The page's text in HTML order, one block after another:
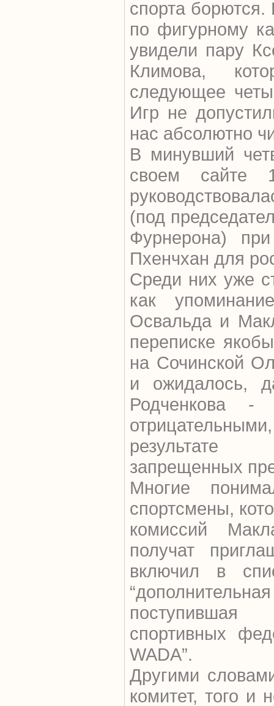
спорта
по фигурному
увидели пару
Климова,
следующее
Игр не
нас абсолютно
В минувший
своем сайте
(под
Фурнерона)
Пхенчхан для
Среди них уже
как
Освальда и
переписке
на Сочинской
и ожидалось,
Родченкова -
результате
запрещенных
Многие
спортсмены,
комиссий
получат
включил в
спортивных
WADA”.
Другими
комитет, того и